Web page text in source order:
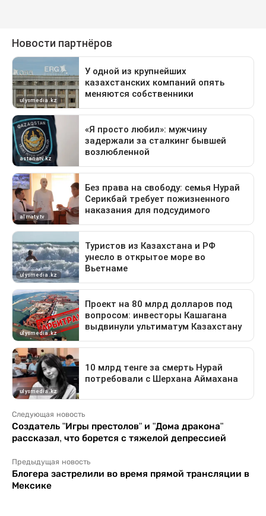
Следующая новость
Создатель "Игры престолов" и "Дома дракона"
рассказал, что борется с тяжелой депрессией
Предыдущая новость
Блогера застрелили во время прямой трансляции в
Мексике